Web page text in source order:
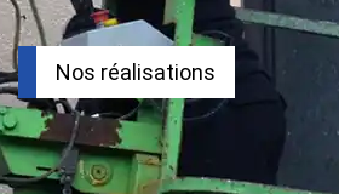
Nos réalisations